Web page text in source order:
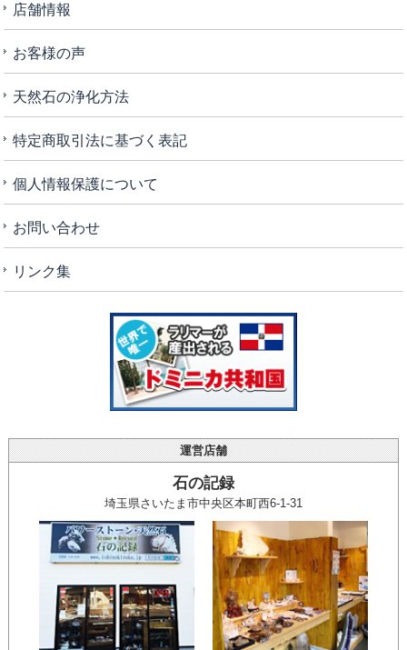
店舗情報
お客様の声
天然石の浄化方法
特定商取引法に基づく表記
個人情報保護について
お問い合わせ
リンク集
運営店舗
石の記録
埼玉県さいたま市中央区本町西6-1-31